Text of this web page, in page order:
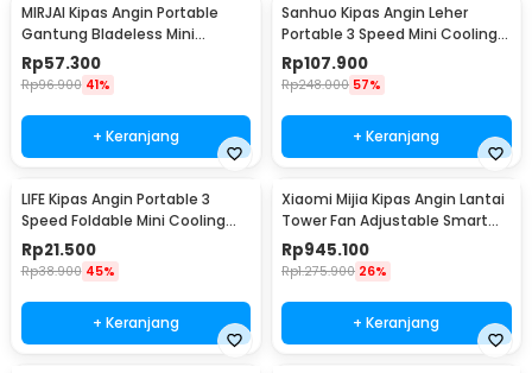
MIRJAI Kipas Angin Portable
Gantung Bladeless Mini
Cooling Fan 1200mAh - 6171
Rp57.300
Rp96.900 41%
+ Keranjang
Sanhuo Kipas Angin Leher
Portable 3 Speed Mini Cooling
Fan 1800mAh - 350
Rp107.900
Rp248.000 57%
+ Keranjang
LIFE Kipas Angin Portable 3
Speed Foldable Mini Cooling
Fan 800mAh - Y8
Rp21.500
Rp38.900 45%
+ Keranjang
Xiaomi Mijia Kipas Angin Lantai
Tower Fan Adjustable Smart
App - BPTS02DM
Rp945.100
Rp1.275.900 26%
+ Keranjang